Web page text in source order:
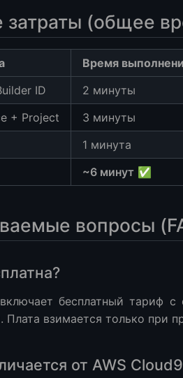
(общее
Время
ID
2 минуты
+ Project
3 минуты
1 минута
~6 минут ✅
вопросы
бесплатный тариф
Плата взимается только при
от AWS